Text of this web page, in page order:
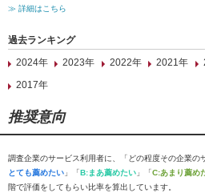
≫ 詳細はこちら
過去ランキング
2024年
2023年 2022年 2021年
2017年
推奨意向
調査企業のサービス利用者に、「どの程度その企業の
とても薦めたい 」「B:まあ薦めたい 」「C:あまり薦め
階で評価をしてもらい比率を算出しています。